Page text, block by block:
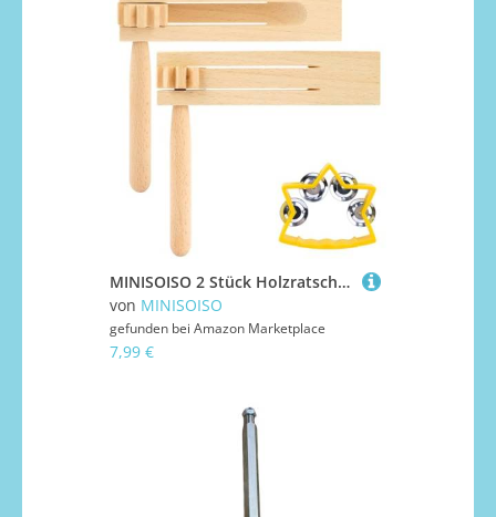
MINISOISO 2 Stück Holzratsche Geräusche Maker, Holz Spinning Ratsche, Holz Rassel Ratsche, Krachmacher, Musikinstrumente Kinder für Spielpartys, Sportveranstaltungen, Feste Und Feiern
von MINISOISO
gefunden bei Amazon Marketplace
7,99 €